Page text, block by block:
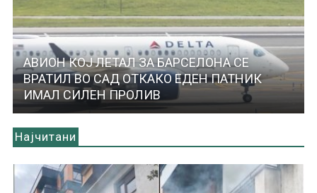
АВИОН КОЈ ЛЕТАЛ ЗА БАРСЕЛОНА СЕ
ВРАТИЛ ВО САД ОТКАКО ЕДЕН ПАТНИК
ИМАЛ СИЛЕН ПРОЛИВ
Најчитани